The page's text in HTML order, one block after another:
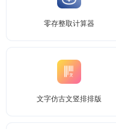
零存整取计算器
文字仿古文竖排排版